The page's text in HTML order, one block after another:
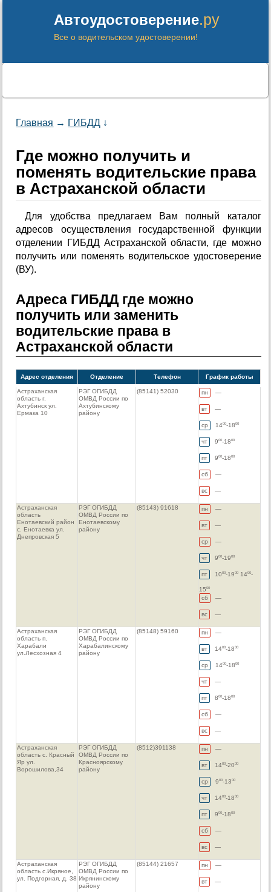
Автоудостоверение.ру
Все о водительском удостоверении!
Главная → ГИБДД ↓
Где можно получить и
поменять водительские права
в Астраханской области
Для удобства предлагаем Вам полный каталог
адресов осуществления государственной функции
отделении ГИБДД Астраханской области, где можно
получить или поменять водительское удостоверение
(ВУ).
Адреса ГИБДД где можно
получить или заменить
водительские права в
Астраханской области
Адрес отделения Отделение Телефон График работы
Астраханская
область г.
Ахтубинск ул.
Ермака 10
РЭГ ОГИБДД
ОМВД России по
Ахтубинскому
району
(85141) 52030 пн —
вт —
ср 1400 -1800
чт 900 -1800
пт 900 -1800
сб —
вс —
Астраханская
область
Енотаевский район
с. Енотаевка ул.
Днепровская 5
РЭГ ОГИБДД
ОМВД России по
Енотаевскому
району
(85143) 91618 пн —
вт —
ср —
чт 900 -1900
пт 1000 -1900 1400 -
1500
сб —
вс —
Астраханская
область п.
Харабали
ул.Лесхозная 4
РЭГ ОГИБДД
ОМВД России по
Харабалинскому
району
(85148) 59160 пн —
вт 1400 -1800
ср 1400 -1800
чт —
пт 800 -1800
сб —
вс —
Астраханская
область с. Красный
Яр ул.
Ворошилова,34
РЭГ ОГИБДД
ОМВД России по
Красноярскому
району
(8512)391138 пн —
вт 1400 -2000
ср 900 -1300
чт 1400 -1800
пт 900 -1800
сб —
вс —
Астраханская
область с.Икряное,
ул. Подгорная, д. 38
РЭГ ОГИБДД
ОМВД России по
Икрянинскому
району
(85144) 21657 пн —
вт —